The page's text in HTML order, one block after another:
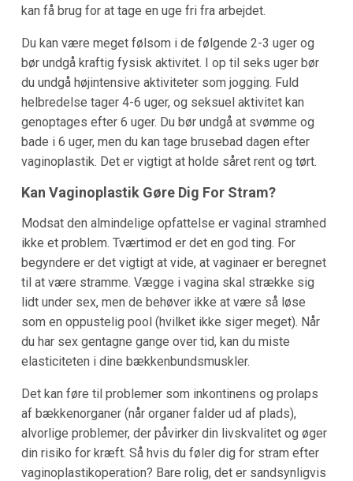
kan få brug for at tage en uge fri fra arbejdet.
Du kan være meget følsom i de følgende 2-3 uger og
bør undgå kraftig fysisk aktivitet. I op til seks uger bør
du undgå højintensive aktiviteter som jogging. Fuld
helbredelse tager 4-6 uger, og seksuel aktivitet kan
genoptages efter 6 uger. Du bør undgå at svømme og
bade i 6 uger, men du kan tage brusebad dagen efter
vaginoplastik. Det er vigtigt at holde såret rent og tørt.
Kan Vaginoplastik Gøre Dig For Stram?
Modsat den almindelige opfattelse er vaginal stramhed
ikke et problem. Tværtimod er det en god ting. For
begyndere er det vigtigt at vide, at vaginaer er beregnet
til at være stramme. Vægge i vagina skal strække sig
lidt under sex, men de behøver ikke at være så løse
som en oppustelig pool (hvilket ikke siger meget). Når
du har sex gentagne gange over tid, kan du miste
elasticiteten i dine bækkenbundsmuskler.
Det kan føre til problemer som inkontinens og prolaps
af bækkenorganer (når organer falder ud af plads),
alvorlige problemer, der påvirker din livskvalitet og øger
din risiko for kræft. Så hvis du føler dig for stram efter
vaginoplastikoperation? Bare rolig, det er sandsynligvis